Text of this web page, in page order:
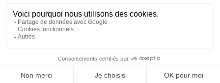
Les ateliers E-learning Articles
En Septeo Digital & Services © 2019